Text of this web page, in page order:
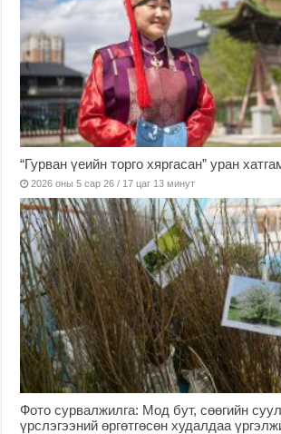
“Гурван үеийн торго хяргасан” уран
2026 оны 5 сар 26 / 17 цаг 13 минут
Фото сурвалжилга: Мод бут, сөөгийн
үрслэгээний өргөтгөсөн худалдаа